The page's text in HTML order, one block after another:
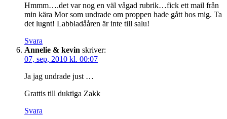
Hmmm….det var nog en väl vågad rubrik…fick ett mail från
min kära Mor som undrade om proppen hade gått hos mig. Ta
det lugnt! Labbladååren är inte till salu!
Svara
Annelie & kevin skriver:
07, sep, 2010 kl. 00:07
Ja jag undrade just …
Grattis till duktiga Zakk
Svara